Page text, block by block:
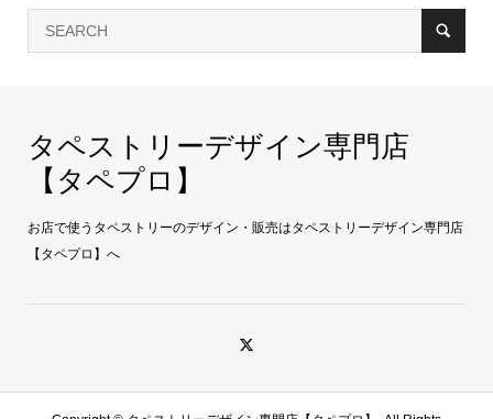
タペストリーデザイン専門店
【タペプロ】
お店で使うタペストリーのデザイン・販売はタペストリーデザイン専門店
【タペプロ】へ